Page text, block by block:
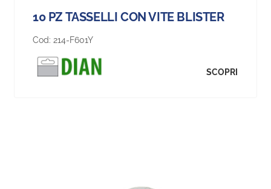
10 PZ TASSELLI CON VITE BLISTER
Cod: 214-F601Y
SCOPRI